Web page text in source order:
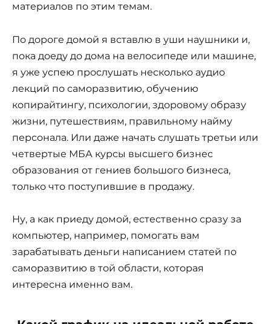
материалов по этим темам.
По дороге домой я вставлю в уши наушники и,
пока доеду до дома на велосипеде или машине,
я уже успею прослушать несколько аудио
лекций по саморазвитию, обучению
копирайтингу, психологии, здоровому образу
жизни, путешествиям, правильному найму
персонала. Или даже начать слушать третьи или
четвертые МБА курсы высшего бизнес
образования от гениев большого бизнеса,
только что поступившие в продажу.
Ну, а как приеду домой, естественно сразу за
компьютер, например, помогать вам
зарабатывать деньги написанием статей по
саморазвитию в той области, которая
интересна именно вам.